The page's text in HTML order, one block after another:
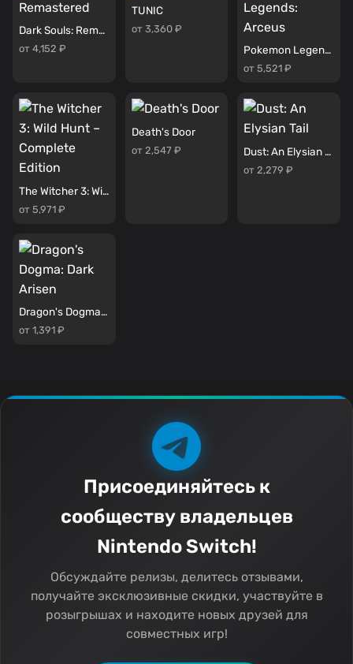
Dark Souls: Remastered
от 4,152 ₽
TUNIC
от 3,360 ₽
Pokemon Legends: Arceus
от 5,521 ₽
The Witcher 3: Wild Hunt – Complete Edition
от 5,971 ₽
Death's Door
от 2,547 ₽ Dust: An Elysian Tail
от 2,279 ₽
Dragon's Dogma: Dark Arisen
от 1,391 ₽
Присоединяйтесь к
сообществу владельцев
Nintendo Switch!
Обсуждайте релизы, делитесь отзывами,
получайте эксклюзивные скидки, участвуйте в
розыгрышах и находите новых друзей для
совместных игр!